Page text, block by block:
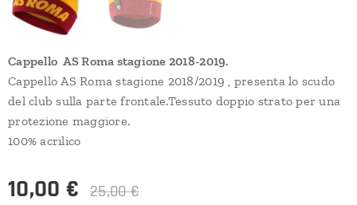
Cappello AS Roma stagione 2018-2019.
Cappello AS Roma stagione 2018/2019 , presenta lo scudo
del club sulla parte frontale.Tessuto doppio strato per una
protezione maggiore.
100% acrilico
10,00 € 25,00€